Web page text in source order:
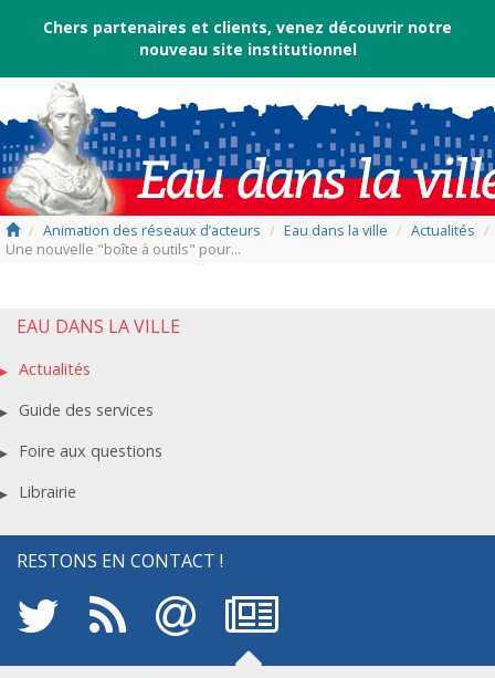
Chers partenaires et clients, venez découvrir notre
nouveau site institutionnel
/ Animation des réseaux d’acteurs / Eau dans la ville / Actualités /
Une nouvelle "boîte à outils" pour...
EAU DANS LA VILLE
Actualités
Guide des services
Foire aux questions
Librairie
RESTONS EN CONTACT !